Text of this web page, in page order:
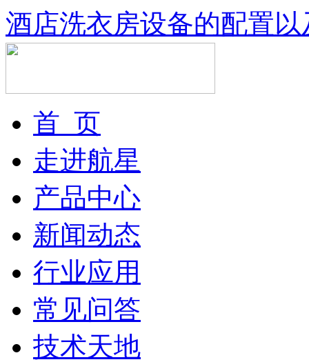
酒店洗衣房设备的配置
首 页
走进航星
产品中心
新闻动态
行业应用
常见问答
技术天地